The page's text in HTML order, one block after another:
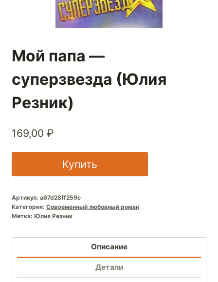
Мой папа —
суперзвезда (Юлия
Резник)
169,00 ₽
Купить
Артикул: a67d28ff259c
Категория: Современный любовный роман
Метка: Юлия Резник
Описание
Детали